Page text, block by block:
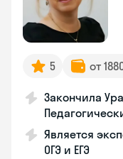
5 от
Закончила
Является
ОГЭ и ЕГЭ